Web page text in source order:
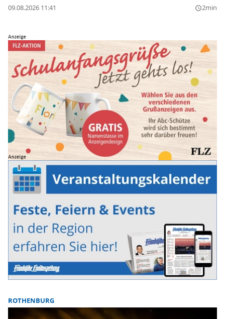
09.08.2026 11:41 query_builder2min
ROTHENBURG